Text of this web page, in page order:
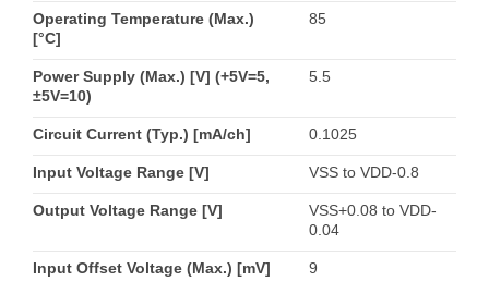
Operating Temperature (Max.)
[°C]
85
Power Supply (Max.) [V] (+5V=5,
±5V=10)
5.5
Circuit Current (Typ.) [mA/ch] 0.1025
Input Voltage Range [V] VSS to VDD-0.8
Output Voltage Range [V]
VSS+0.08 to VDD-
0.04
Input Offset Voltage (Max.) [mV] 9